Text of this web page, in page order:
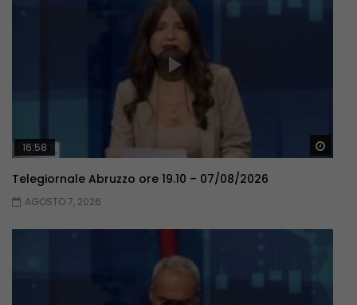
16:58
Telegiornale Abruzzo ore 19.10 – 07/08/2026
AGOSTO 7, 2026